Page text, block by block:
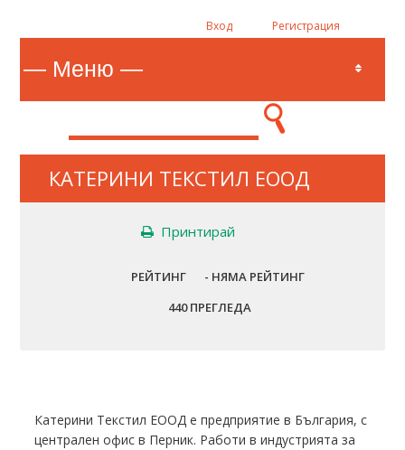
Вход Регистрация
КАТЕРИНИ ТЕКСТИЛ ЕООД
Принтирай
РЕЙТИНГ
- НЯМА РЕЙТИНГ
440 ПРЕГЛЕДА
Катерини Текстил ЕООД е предприятие в България, с
централен офис в Перник. Работи в индустрията за